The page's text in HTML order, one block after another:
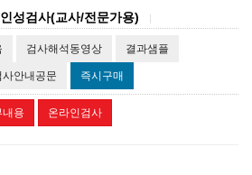
성검사(교사/전문가용)
검사해석동영상 결과샘플
사안내공문 즉시구매
내용 온라인검사